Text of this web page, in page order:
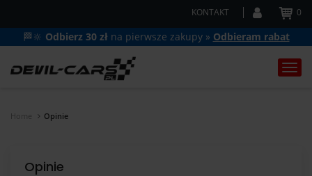
KONTAKT 0
🏁🔆 Odbierz 30 zł na pierwsze zakupy » Odbieram rabat
Home Opinie
Opinie